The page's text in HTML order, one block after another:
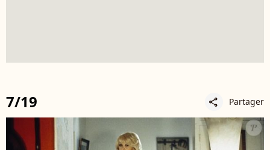
7/19 share Partager